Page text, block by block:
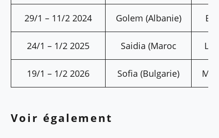
29/1 – 11/2 2024 Golem (Albanie)
24/1 – 1/2 2025 Saidia (Maroc
19/1 – 1/2 2026 Sofia (Bulgarie)
Voir également